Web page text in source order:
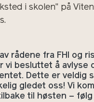
i skolen" på
rådene fra FHI og
vi besluttet å avlyse
Dette er veldig
gledet oss! Vi
til høsten – følg